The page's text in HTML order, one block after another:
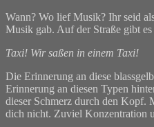
Wann? Wo lief Musik? Ihr seid
Musik gab. Auf der Straße gibt
Taxi! Wir saßen in einem Taxi!
Die Erinnerung an diese
Erinnerung an diesen Typen
dieser Schmerz durch den Kopf.
dich nicht. Zuviel Konzentration